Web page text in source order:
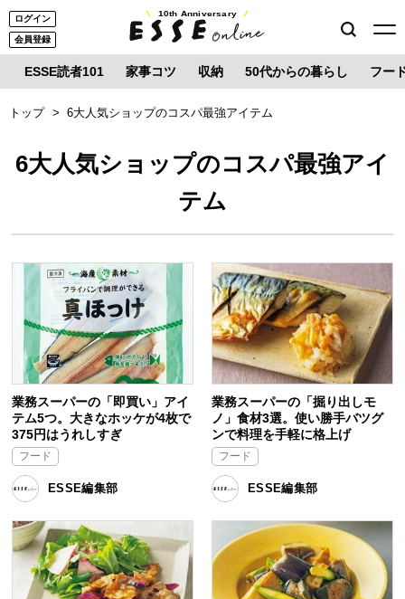
ログイン
会員登録
10th Anniversary
ESSE読者101 家事コツ 収納 50代からの暮らし フー
トップ 6大人気ショップのコスパ最強アイテム
6大人気ショップのコスパ最強アイ
テム
業務スーパーの「即買い」アイ
テム5つ。大きなホッケが4枚で
375円はうれしすぎ
フード
ESSE編集部
業務スーパーの「掘り出しモ
ノ」食材3選。使い勝手バツグ
ンで料理を手軽に格上げ
フード
ESSE編集部